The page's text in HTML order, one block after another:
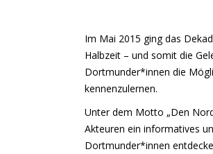
Im Mai 2015 ging das
Halbzeit – und somit die
Dortmunder*innen die
kennenzulernen.
Unter dem Motto „Den
Akteuren ein informatives
Dortmunder*innen